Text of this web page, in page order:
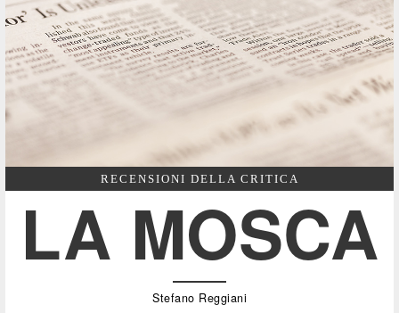
RECENSIONI DELLA CRITICA
LA MOSCA
Stefano Reggiani